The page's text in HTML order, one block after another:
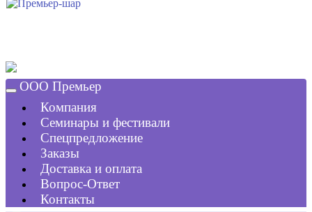
ООО Премьер
Компания
Семинары и фестивали
Спецпредложение
Заказы
Доставка и оплата
Вопрос-Ответ
Контакты